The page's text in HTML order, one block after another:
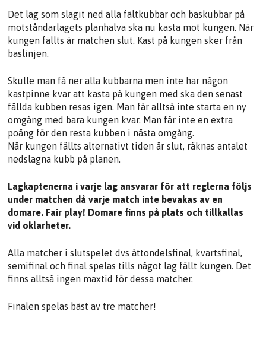
Det lag som slagit ned alla fältkubbar och baskubbar på
motståndarlagets planhalva ska nu kasta mot kungen. När
kungen fällts är matchen slut. Kast på kungen sker från
baslinjen.
Skulle man få ner alla kubbarna men inte har någon
kastpinne kvar att kasta på kungen med ska den senast
fällda kubben resas igen. Man får alltså inte starta en ny
omgång med bara kungen kvar. Man får inte en extra
poäng för den resta kubben i nästa omgång.
När kungen fällts alternativt tiden är slut, räknas antalet
nedslagna kubb på planen.
Lagkaptenerna i varje lag ansvarar för att reglerna följs
under matchen då varje match inte bevakas av en
domare. Fair play! Domare finns på plats och tillkallas
vid oklarheter.
Alla matcher i slutspelet dvs åttondelsfinal, kvartsfinal,
semifinal och final spelas tills något lag fällt kungen. Det
finns alltså ingen maxtid för dessa matcher.
Finalen spelas bäst av tre matcher!